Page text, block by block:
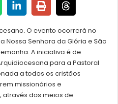
O evento ocorrerá no
Nossa Senhora da Glória e São
A iniciativa é de
para a Pastoral
a todos os cristãos
missionários e
através dos meios de